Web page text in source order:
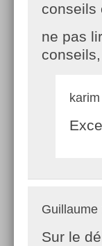
ne pas
conseils,
karim
Guillaume
Sur le